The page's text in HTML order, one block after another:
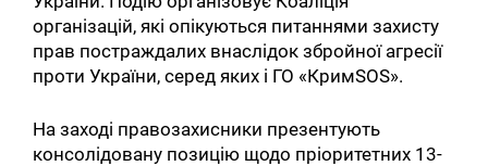
організацій, які опікуються питаннями захисту
прав постраждалих внаслідок збройної агресії
проти України, серед яких і ГО «КримSOS».
На заході правозахисники презентують
консолідовану позицію щодо пріоритетних 13-